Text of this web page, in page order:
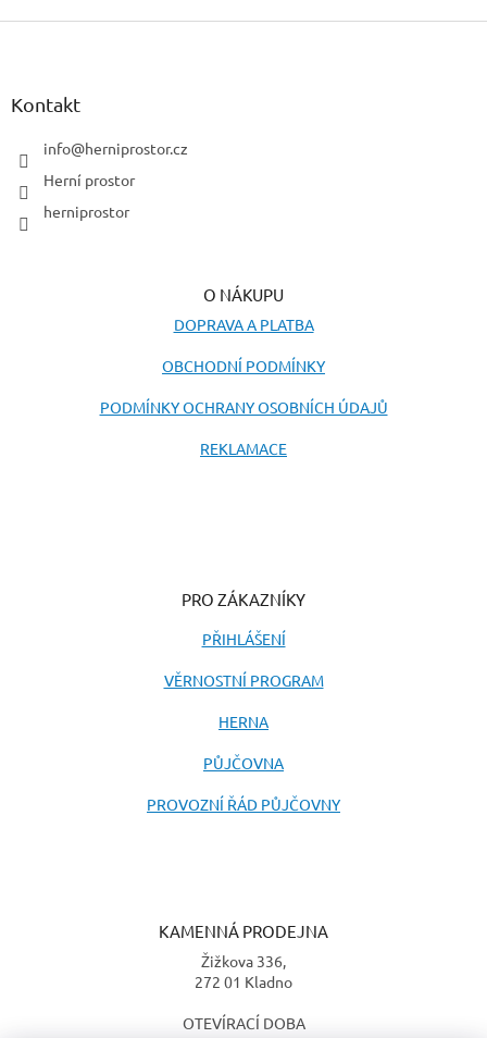
k
Z
Kontakt
info@herniprostor.cz
Herní prostor
herniprostor
O NÁKUPU
DOPRAVA A PLATBA
OBCHODNÍ PODMÍNKY
PODMÍNKY OCHRANY OSOBNÍCH ÚDAJŮ
REKLAMACE
PRO ZÁKAZNÍKY
PŘIHLÁŠENÍ
VĚRNOSTNÍ PROGRAM
HERNA
PŮJČOVNA
PROVOZNÍ ŘÁD PŮJČOVNY
KAMENNÁ PRODEJNA
Žižkova 336,
272 01 Kladno
OTEVÍRACÍ DOBA